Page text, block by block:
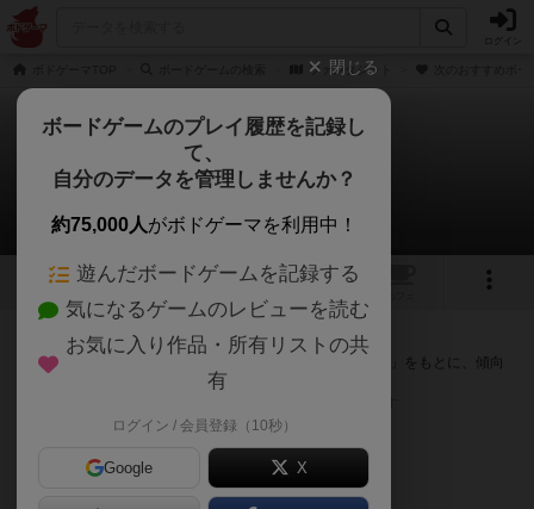
ファンタジット
ファンタジット
次のおすすめボードゲーム
『ファンタジット』が好きな方へのおすすめ
このゲームのトップページで投票された「プレイ感の評価」をもとに、傾向
が近いボードゲームをランキング形式で紹介します。
閉じる
ボードゲームのプレイ履歴を記録し
て、
自分のデータを管理しませんか？
約75,000人がボドゲーマを利用中！
遊んだボードゲームを記録する
気になるゲームのレビューを読む
お気に入り作品・所有リストの共
有
ログイン / 会員登録（10秒）
Google X